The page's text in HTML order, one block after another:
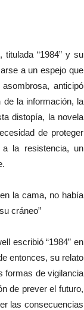
“1984” y su
a un espejo que
anticipó
de la información, la
distopía, la novela
de proteger
a la resistencia, un
la cama, no había
cráneo”
escribió “1984” en
entonces, su relato
formas de vigilancia
de prever el futuro,
las consecuencias